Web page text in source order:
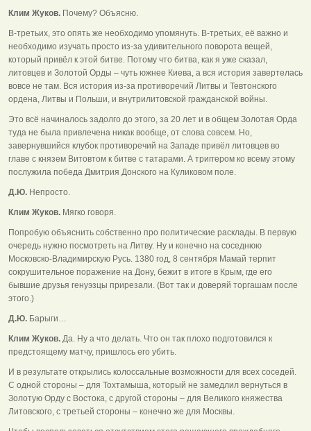
Клим Жуков. Почему? Объясню.
В-третьих, это опять же необходимо упомянуть. В-третьих, её важно и
необходимо изучать просто из-за удивительного поворота вещей,
который привёл к этой битве. Потому что битва, как я уже сказал,
литовцев и Золотой Орды – чуть южнее Киева, а вся история завертелась
вовсе не там. Вся история из-за противоречий Литвы и Тевтонского
ордена, Литвы и Польши, и внутрилитовской гражданской войны.
Это всё начиналось задолго до этого, за 20 лет и в общем Золотая Орда
туда не была привлечена никак вообще, от слова совсем. Но,
завернувшийся клубок противоречий на Западе привёл литовцев во
главе с князем Витовтом к битве с татарами. А триггером ко всему этому
послужила победа Дмитрия Донского на Куликовом поле.
Д.Ю. Непросто.
Клим Жуков. Мягко говоря.
Попробую объяснить собственно про политические расклады. В первую
очередь нужно посмотреть на Литву. Ну и конечно на соседнюю
Московско-Владимирскую Русь. 1380 год, 8 сентября Мамай терпит
сокрушительное поражение на Дону, бежит в итоге в Крым, где его
бывшие друзья генуэзцы прирезали. (Вот так и доверяй торгашам после
этого.)
Д.Ю. Барыги…
Клим Жуков. Да. Ну а что делать. Что он так плохо подготовился к
предстоящему матчу, пришлось его убить.
И в результате открылись колоссальные возможности для всех соседей.
С одной стороны – для Тохтамыша, который не замедлил вернуться в
Золотую Орду с Востока, с другой стороны – для Великого княжества
Литовского, с третьей стороны – конечно же для Москвы.